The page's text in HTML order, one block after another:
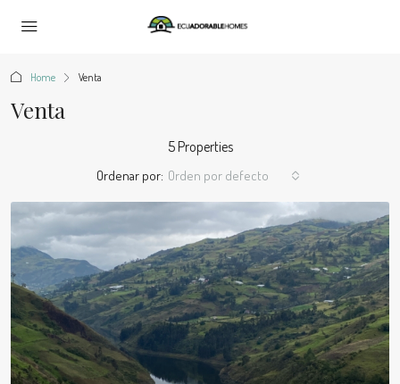
Home Venta
Venta
5 Properties
Ordenar por: Orden por defecto